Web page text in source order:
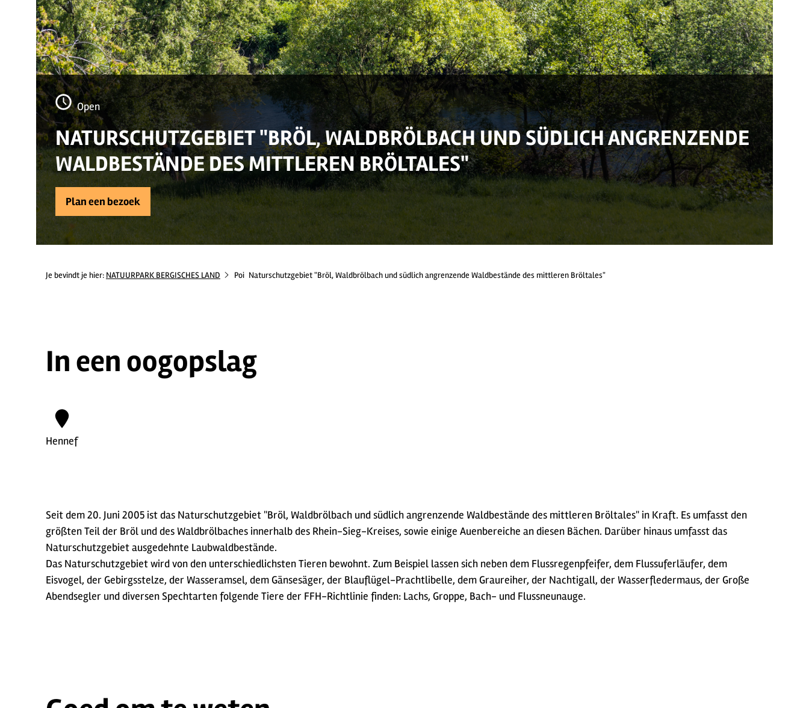
Open
NATURSCHUTZGEBIET "BRÖL, WALDBRÖLBACH UND SÜDLICH ANGRENZENDE
WALDBESTÄNDE DES MITTLEREN BRÖLTALES"
Plan een bezoek
Je bevindt je hier: NATUURPARK BERGISCHES LAND Poi Naturschutzgebiet "Bröl, Waldbrölbach und südlich angrenzende Waldbestände des mittleren Bröltales"
In een oogopslag
Hennef
Seit dem 20. Juni 2005 ist das Naturschutzgebiet "Bröl, Waldbrölbach und südlich angrenzende Waldbestände des mittleren Bröltales" in Kraft. Es umfasst den
größten Teil der Bröl und des Waldbrölbaches innerhalb des Rhein-Sieg-Kreises, sowie einige Auenbereiche an diesen Bächen. Darüber hinaus umfasst das
Naturschutzgebiet ausgedehnte Laubwaldbestände.
Das Naturschutzgebiet wird von den unterschiedlichsten Tieren bewohnt. Zum Beispiel lassen sich neben dem Flussregenpfeifer, dem Flussuferläufer, dem
Eisvogel, der Gebirgsstelze, der Wasseramsel, dem Gänsesäger, der Blauflügel-Prachtlibelle, dem Graureiher, der Nachtigall, der Wasserfledermaus, der Große
Abendsegler und diversen Spechtarten folgende Tiere der FFH-Richtlinie finden: Lachs, Groppe, Bach- und Flussneunauge.